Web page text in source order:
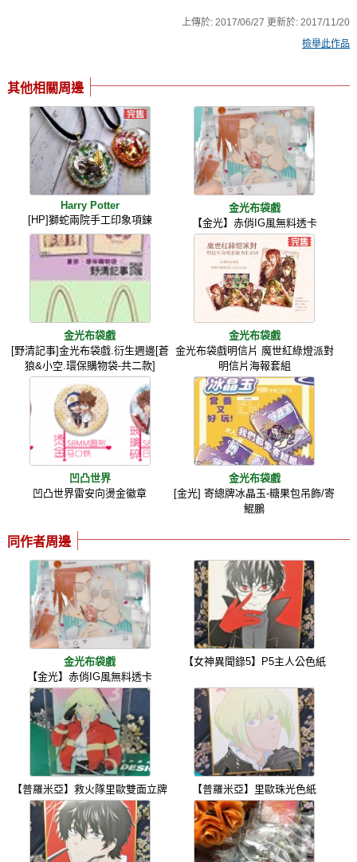
上傳於:2017/06/27 更新於:2017/11/20
檢舉此作品
其他相關周邊
Harry Potter
[HP]獅蛇兩院手工印象項鍊
金光布袋戲
【金光】赤俏IG風無料透卡
金光布袋戲
[野清記事]金光布袋戲.衍生週邊[蒼
狼&小空.環保購物袋-共二款]
金光布袋戲
金光布袋戲明信片 魔世紅綠燈派對
明信片海報套組
凹凸世界
凹凸世界雷安向燙金徽章
金光布袋戲
[金光] 寄總牌冰晶玉-糖果包吊飾/寄
鯤鵬
同作者周邊
金光布袋戲
【金光】赤俏IG風無料透卡
【女神異聞錄5】P5主人公色紙
【普羅米亞】救火隊里歐雙面立牌 【普羅米亞】里歐珠光色紙